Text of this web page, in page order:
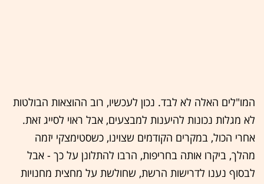
המו"לים האלה לא לבד. נכון לעכשיו, רוב ההוצאות הבולטות
לא מגלות נכונות להיענות למבצעים, אבל ראוי לסייג זאת.
אחרי הכול, במקרים הקודמים שצוינו, כשסטימצקי יזמה
מהלך, ביקרו אותה בחריפות, הרבו להתלונן על כך - אבל
לבסוף נענו לדרישות הרשת, שחולשת על מחצית מחנויות